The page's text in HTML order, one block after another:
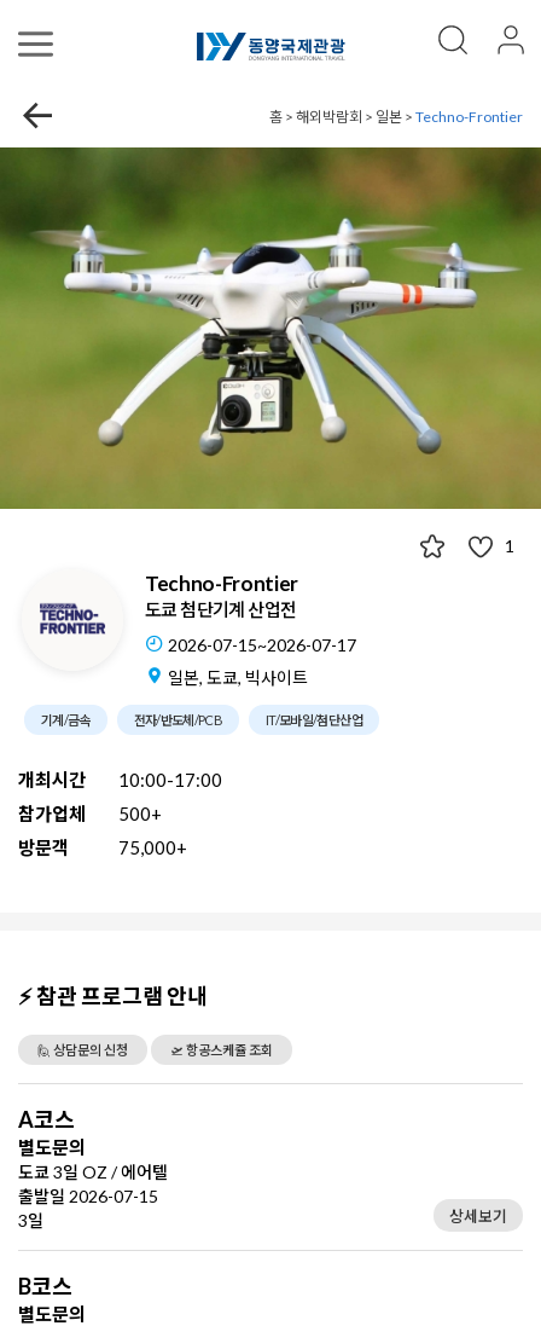
홈 > 해외박람회 > 일본 > Techno-Frontier
1
Techno-Frontier
도쿄 첨단기계 산업전
2026-07-15~2026-07-17
일본, 도쿄, 빅사이트
기계/금속 전자/반도체/PCB IT/모바일/첨단산업
개최시간
10:00-17:00
참가업체
500+
방문객
75,000+
⚡ 참관 프로그램 안내
🙋 상담문의 신청 🛫 항공스케쥴 조회
A코스
별도문의
도쿄 3일 OZ / 에어텔
출발일 2026-07-15
3일
상세보기
B코스
별도문의